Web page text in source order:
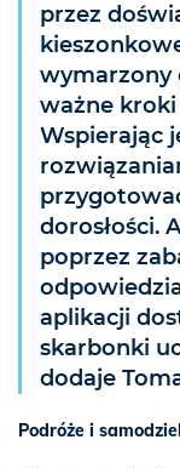
przez
wymarzony
ważne
Wspierając
dorosłości.
poprzez
aplikacji
skarbonki
dodaje
Podróże i